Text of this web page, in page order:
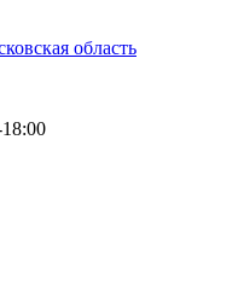
область